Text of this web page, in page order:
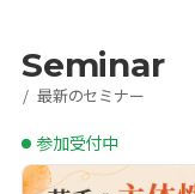
Seminar
最新のセミナー
参加受付中